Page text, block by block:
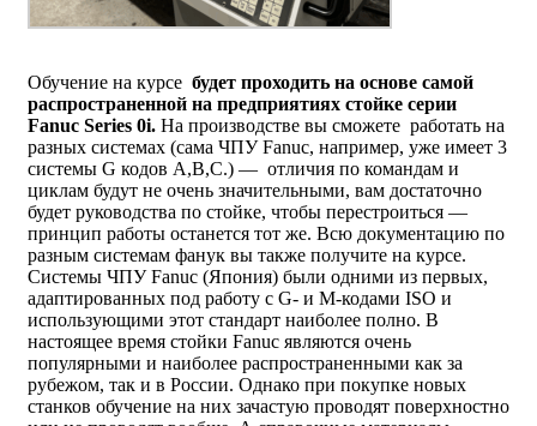
Обучение на курсе будет проходить на основе самой
распространенной на предприятиях стойке серии
Fanuc Series 0i. На производстве вы сможете работать на
разных системах (сама ЧПУ Fanuc, например, уже имеет 3
системы G кодов A,B,C.) — отличия по командам и
циклам будут не очень значительными, вам достаточно
будет руководства по стойке, чтобы перестроиться —
принцип работы останется тот же. Всю документацию по
разным системам фанук вы также получите на курсе.
Системы ЧПУ Fanuc (Япония) были одними из первых,
адаптированных под работу с G- и М-кодами ISO и
использующими этот стандарт наиболее полно. В
настоящее время стойки Fanuc являются очень
популярными и наиболее распространенными как за
рубежом, так и в России. Однако при покупке новых
станков обучение на них зачастую проводят поверхностно